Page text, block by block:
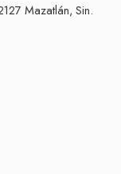
Mazatlán, Sin.